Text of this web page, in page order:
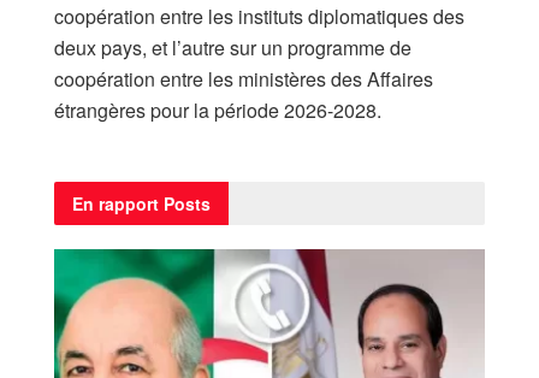
coopération entre les instituts diplomatiques des
deux pays, et l’autre sur un programme de
coopération entre les ministères des Affaires
étrangères pour la période 2026-2028.
En rapport Posts